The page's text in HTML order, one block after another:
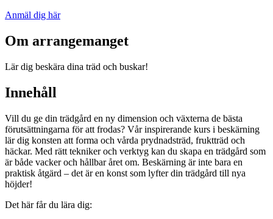
Anmäl dig här
Om arrangemanget
Lär dig beskära dina träd och buskar!
Innehåll
Vill du ge din trädgård en ny dimension och växterna de bästa
förutsättningarna för att frodas? Vår inspirerande kurs i beskärning
lär dig konsten att forma och vårda prydnadsträd, fruktträd och
häckar. Med rätt tekniker och verktyg kan du skapa en trädgård som
är både vacker och hållbar året om. Beskärning är inte bara en
praktisk åtgärd – det är en konst som lyfter din trädgård till nya
höjder!
Det här får du lära dig: